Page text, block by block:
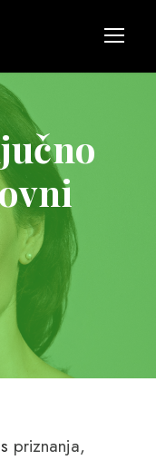
priznanja,